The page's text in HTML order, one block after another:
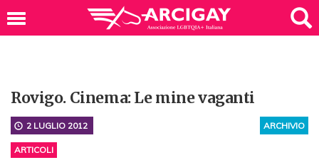
Rovigo. Cinema: Le mine vaganti
ARCHIVIO
2 LUGLIO 2012
ARTICOLI